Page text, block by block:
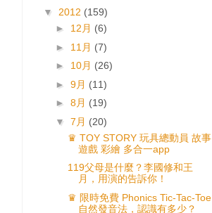
▼ 2012 (159)
► 12月 (6)
► 11月 (7)
► 10月 (26)
► 9月 (11)
► 8月 (19)
▼ 7月 (20)
♛ TOY STORY 玩具總動員 故事
遊戲 彩繪 多合一app
119父母是什麼？李國修和王
月，用演的告訴你！
♛ 限時免費 Phonics Tic-Tac-Toe
自然發音法，認識有多少？